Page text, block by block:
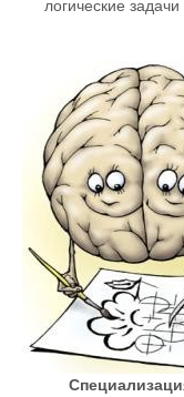
логические задачи